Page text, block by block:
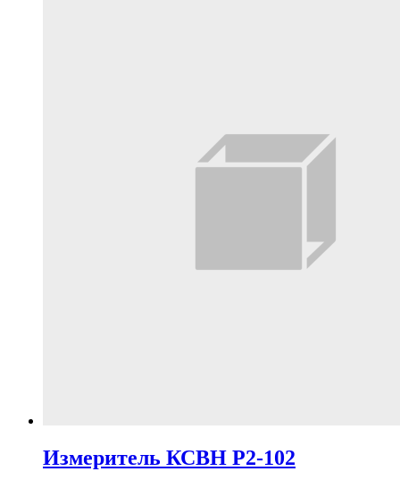
Измеритель КСВН Р2-102